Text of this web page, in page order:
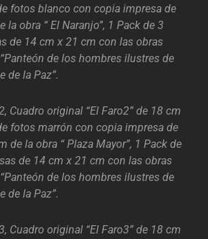
fotos blanco con copia impresa de
la obra “ El Naranjo”, 1 Pack de 3
de 14 cm x 21 cm con las obras
“Panteón de los hombres ilustres de
de la Paz”.
Cuadro original “El Faro2” de 18 cm
fotos marrón con copia impresa de
de la obra “ Plaza Mayor”, 1 Pack de
de 14 cm x 21 cm con las obras
“Panteón de los hombres ilustres de
de la Paz”.
Cuadro original “El Faro3” de 18 cm